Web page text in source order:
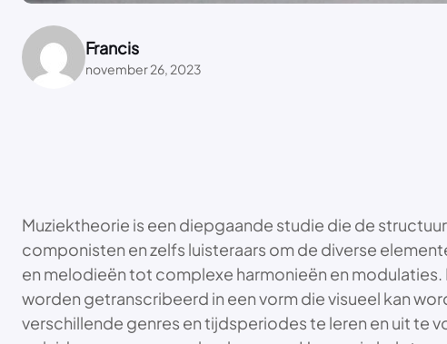
Francis
november 26, 2023
Muziektheorie is een diepgaande studie die de
componisten en zelfs luisteraars om de diverse
en melodieën tot complexe harmonieën en
worden getranscribeerd in een vorm die visueel kan
verschillende genres en tijdsperiodes te leren en uit te